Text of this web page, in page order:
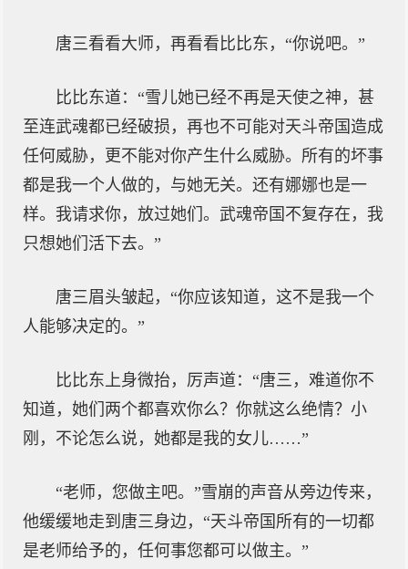
唐三看看大师，再看看比比东，“你说吧。”
比比东道：“雪儿她已经不再是天使之神，甚
至连武魂都已经破损，再也不可能对天斗帝国造成
任何威胁，更不能对你产生什么威胁。所有的坏事
都是我一个人做的，与她无关。还有娜娜也是一
样。我请求你，放过她们。武魂帝国不复存在，我
只想她们活下去。”
唐三眉头皱起，“你应该知道，这不是我一个
人能够决定的。”
比比东上身微抬，厉声道：“唐三，难道你不
知道，她们两个都喜欢你么？你就这么绝情？小
刚，不论怎么说，她都是我的女儿……”
“老师，您做主吧。”雪崩的声音从旁边传来，
他缓缓地走到唐三身边，“天斗帝国所有的一切都
是老师给予的，任何事您都可以做主。”